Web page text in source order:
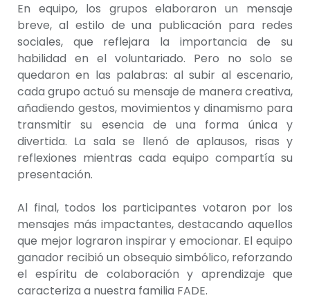
En equipo, los grupos elaboraron un mensaje
breve, al estilo de una publicación para redes
sociales, que reflejara la importancia de su
habilidad en el voluntariado. Pero no solo se
quedaron en las palabras: al subir al escenario,
cada grupo actuó su mensaje de manera creativa,
añadiendo gestos, movimientos y dinamismo para
transmitir su esencia de una forma única y
divertida. La sala se llenó de aplausos, risas y
reflexiones mientras cada equipo compartía su
presentación.
Al final, todos los participantes votaron por los
mensajes más impactantes, destacando aquellos
que mejor lograron inspirar y emocionar. El equipo
ganador recibió un obsequio simbólico, reforzando
el espíritu de colaboración y aprendizaje que
caracteriza a nuestra familia FADE.